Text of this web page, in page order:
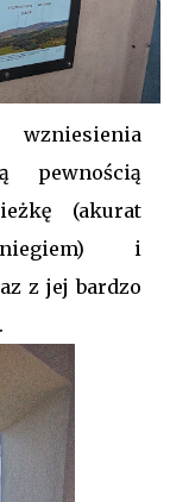
pewnością
(akurat
i
z jej bardzo